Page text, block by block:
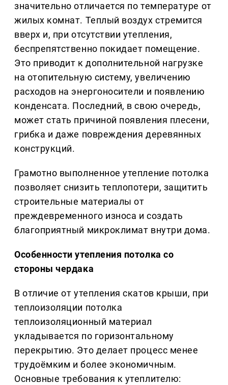
значительно отличается по температуре от
жилых комнат. Теплый воздух стремится
вверх и, при отсутствии утепления,
беспрепятственно покидает помещение.
Это приводит к дополнительной нагрузке
на отопительную систему, увеличению
расходов на энергоносители и появлению
конденсата. Последний, в свою очередь,
может стать причиной появления плесени,
грибка и даже повреждения деревянных
конструкций.
Грамотно выполненное утепление потолка
позволяет снизить теплопотери, защитить
строительные материалы от
преждевременного износа и создать
благоприятный микроклимат внутри дома.
Особенности утепления потолка со
стороны чердака
В отличие от утепления скатов крыши, при
теплоизоляции потолка
теплоизоляционный материал
укладывается по горизонтальному
перекрытию. Это делает процесс менее
трудоёмким и более экономичным.
Основные требования к утеплителю: